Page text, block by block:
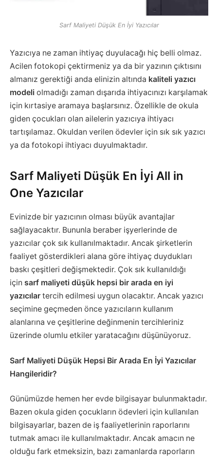
Sarf Maliyeti Düşük En İyi Yazıcılar
Yazıcıya ne zaman ihtiyaç duyulacağı hiç belli olmaz.
Acilen fotokopi çektirmeniz ya da bir yazının çıktısını
almanız gerektiği anda elinizin altında kaliteli yazıcı
modeli olmadığı zaman dışarıda ihtiyacınızı karşılamak
için kırtasiye aramaya başlarsınız. Özellikle de okula
giden çocukları olan ailelerin yazıcıya ihtiyacı
tartışılamaz. Okuldan verilen ödevler için sık sık yazıcı
ya da fotokopi ihtiyacı duyulmaktadır.
Sarf Maliyeti Düşük En İyi All in
One Yazıcılar
Evinizde bir yazıcının olması büyük avantajlar
sağlayacaktır. Bununla beraber işyerlerinde de
yazıcılar çok sık kullanılmaktadır. Ancak şirketlerin
faaliyet gösterdikleri alana göre ihtiyaç duydukları
baskı çeşitleri değişmektedir. Çok sık kullanıldığı
için sarf maliyeti düşük hepsi bir arada en iyi
yazıcılar tercih edilmesi uygun olacaktır. Ancak yazıcı
seçimine geçmeden önce yazıcıların kullanım
alanlarına ve çeşitlerine değinmenin tercihleriniz
üzerinde olumlu etkiler yaratacağını düşünüyoruz.
Sarf Maliyeti Düşük Hepsi Bir Arada En İyi Yazıcılar
Hangileridir?
Günümüzde hemen her evde bilgisayar bulunmaktadır.
Bazen okula giden çocukların ödevleri için kullanılan
bilgisayarlar, bazen de iş faaliyetlerinin raporlarını
tutmak amacı ile kullanılmaktadır. Ancak amacın ne
olduğu fark etmeksizin, bazı zamanlarda raporların